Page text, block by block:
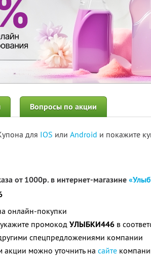
Вопросы по акции
для IOS или Android и покажите
от 1000р. в интернет-магазине
онлайн-покупки
укажите промокод УЛЫБКИ446 в
спецпредложениями компании
можно уточнить на сайте